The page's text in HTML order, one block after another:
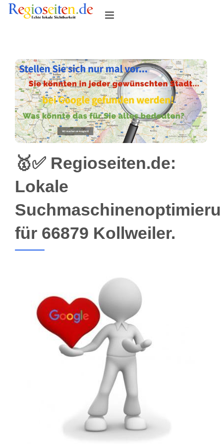
Skip
🥇✅ Regioseiten.de:
Lokale
für 66879 Kollweiler.